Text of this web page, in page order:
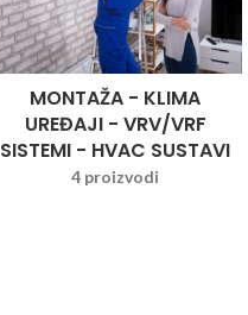
MONTAŽA - KLIMA
UREĐAJI - VRV/VRF
SISTEMI - HVAC SUSTAVI
4 proizvodi